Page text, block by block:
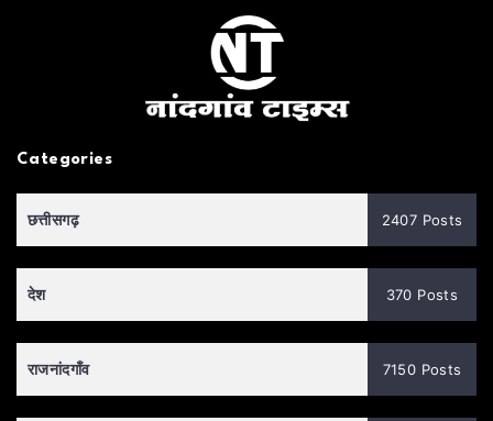
Categories
छत्तीसगढ़ 2407 Posts
देश 370 Posts
राजनांदगाँव 7150 Posts